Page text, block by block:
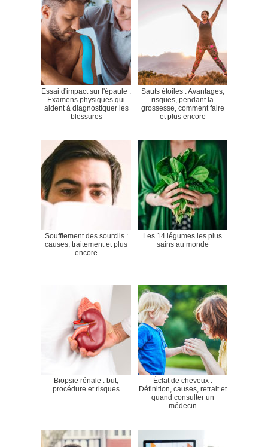
Essai d'impact sur l'épaule :
Examens physiques qui
aident à diagnostiquer les
blessures
Sauts étoiles : Avantages,
risques, pendant la
grossesse, comment faire
et plus encore
Soufflement des sourcils :
causes, traitement et plus
encore
Les 14 légumes les plus
sains au monde
Biopsie rénale : but,
procédure et risques
Éclat de cheveux :
Définition, causes, retrait et
quand consulter un
médecin